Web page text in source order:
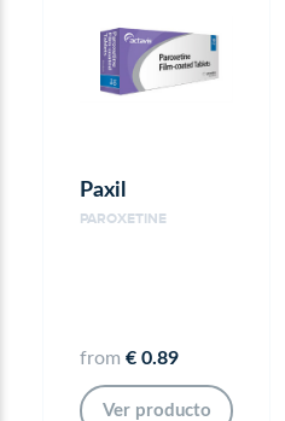
Paxil
PAROXETINE
from € 0.89
Ver producto